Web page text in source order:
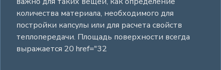
количества материала, необходимого для
постройки капсулы или для расчета свойств
теплопередачи. Площадь поверхности всегда
выражается 20 href="32